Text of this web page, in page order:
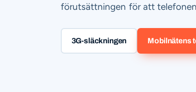
förutsättningen för att
3G-släckningen Mobilnätens